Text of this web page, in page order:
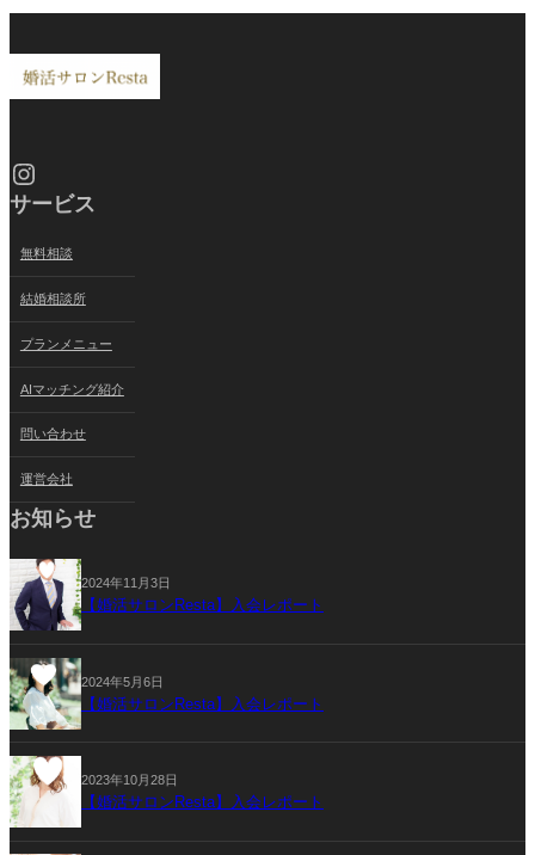
Instagram
サービス
無料相談
結婚相談所
プランメニュー
AIマッチング紹介
問い合わせ
運営会社
お知らせ
2024年11月3日
【婚活サロンResta】入会レポート
2024年5月6日
【婚活サロンResta】入会レポート
2023年10月28日
【婚活サロンResta】入会レポート